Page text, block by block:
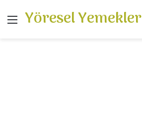
Menü
Yöresel Yemekler